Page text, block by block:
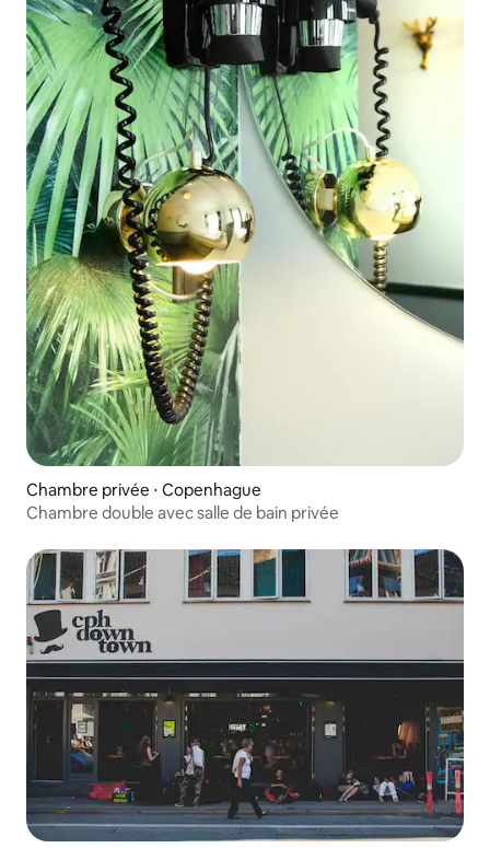
Chambre privée ⋅ Copenhague
Chambre double avec salle de bain privée